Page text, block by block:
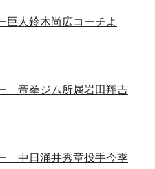
巨人鈴木尚広コーチよ
帝拳ジム所属岩田翔吉
中日涌井秀章投手今季